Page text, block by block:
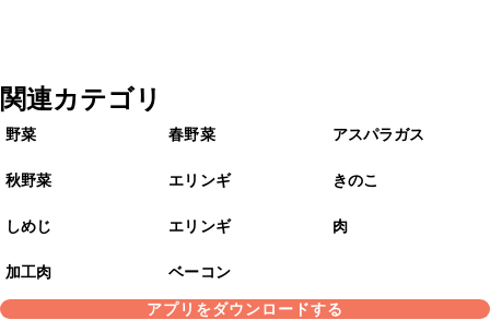
関連カテゴリ
野菜 春野菜 アスパラガス
秋野菜 エリンギ きのこ
しめじ エリンギ 肉
加工肉
ベーコン
アプリをダウンロードする